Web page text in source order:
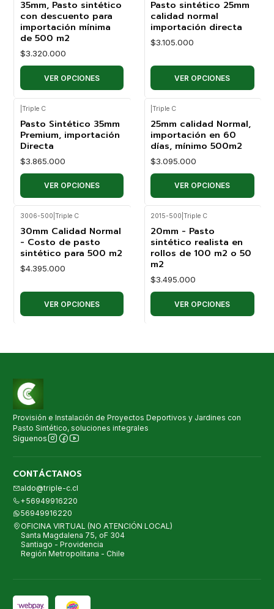
35mm, Pasto sintético
con descuento para
importación mínima
de 500 m2
$3.320.000
VER OPCIONES
Pasto sintético 25mm
calidad normal
importación directa
$3.105.000
VER OPCIONES
Triple C
Pasto Sintético 35mm
Premium, importación
Directa
$3.865.000
VER OPCIONES
Triple C
25mm calidad Normal,
importación en 60
días, mínimo 500m2
$3.095.000
VER OPCIONES
3006-500 Triple C
30mm Calidad Normal
- Costo de pasto
sintético para 500 m2
$4.395.000
VER OPCIONES
2015-500 Triple C
20mm - Pasto
sintético realista en
rollos de 100 m2 o 50
m2
$3.495.000
VER OPCIONES
Provisión e Instalación de Proyectos Deportivos y Jardines con
Pasto Sintético, soluciones integrales
Síguenos
CONTÁCTANOS
aldo@triple-c.cl
+56949916220
56949916220
OFICINA VIRTUAL (NO ATENCIÓN LOCAL)
Santa Magdalena 75, oF 304
Santiago - Providencia
Región Metropolitana - Chile